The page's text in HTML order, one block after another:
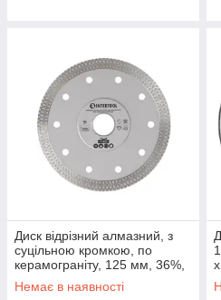
Диск відрізний алмазний, з
суцільною кромкою, по
керамограніту, 125 мм, 36%,
12200 об/хв INTERTOOL CT-
3102
Немає в наявності